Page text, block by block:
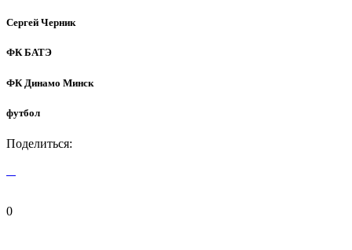
Сергей Черник
ФК БАТЭ
ФК Динамо Минск
футбол
Поделиться:
0